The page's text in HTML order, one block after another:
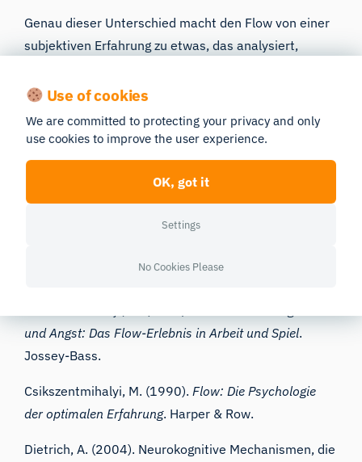
Genau dieser Unterschied macht den Flow von einer
subjektiven Erfahrung zu etwas, das analysiert,
Literaturverzeichnis
Alameda, C., Sanabria, D. & Ciria, L. F. (2022). Das
Gehirn im Flow: Eine systematische Übersicht über
die neuronalen Grundlagen des Flow-Zustands.
https://doi.org/10.1016/j.cortex.2022.06.005
und Angst: Das Flow-Erlebnis in Arbeit und Spiel.
Jossey-Bass.
Csikszentmihalyi, M. (1990). Flow: Die Psychologie
der optimalen Erfahrung. Harper & Row.
Dietrich, A. (2004). Neurokognitive Mechanismen, die
Use of cookies
We are committed to protecting your privacy and only
use cookies to improve the user experience.
OK, got it
Settings
No Cookies Please